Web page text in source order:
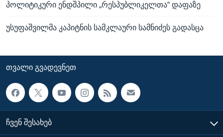
პოლიტიკური ენდშპილი „რესპუბლიკელთა“ დაფაზე
უსუფაშვილმა კაპიტნის სამკლაური სამნიძეს გადასცა
ᲗᲕᲐᲚᲘ ᲒᲕᲐᲓᲔᲕᲜᲔᲗ
ᲩᲕᲔᲜ ᲨᲔᲡᲐᲮᲔᲑ